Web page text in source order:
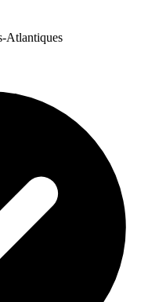
Atlantiques